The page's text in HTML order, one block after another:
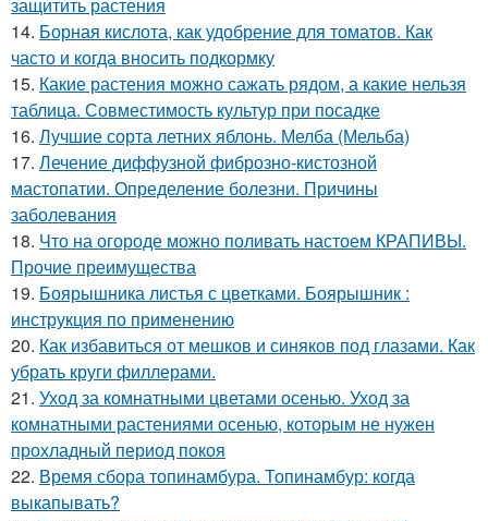
14. Борная кислота, как удобрение для томатов. Как
часто и когда вносить подкормку
15. Какие растения можно сажать рядом, а какие нельзя
таблица. Совместимость культур при посадке
16. Лучшие сорта летних яблонь. Мелба (Мельба)
17. Лечение диффузной фиброзно-кистозной
мастопатии. Определение болезни. Причины
заболевания
18. Что на огороде можно поливать настоем КРАПИВЫ.
Прочие преимущества
19. Боярышника листья с цветками. Боярышник :
инструкция по применению
20. Как избавиться от мешков и синяков под глазами. Как
убрать круги филлерами.
21. Уход за комнатными цветами осенью. Уход за
комнатными растениями осенью, которым не нужен
прохладный период покоя
22. Время сбора топинамбура. Топинамбур: когда
выкапывать?